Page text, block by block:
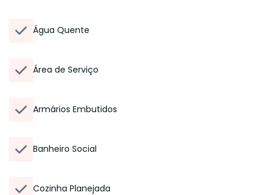
Água Quente
Área de Serviço
Armários Embutidos
Banheiro Social
Cozinha Planejada